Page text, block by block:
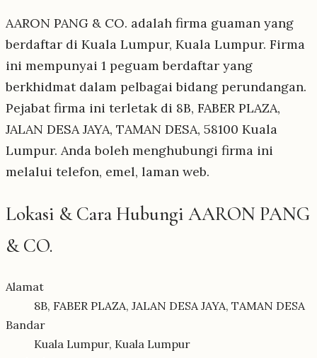
AARON PANG & CO. adalah firma guaman yang
berdaftar di Kuala Lumpur, Kuala Lumpur. Firma
ini mempunyai 1 peguam berdaftar yang
berkhidmat dalam pelbagai bidang perundangan.
Pejabat firma ini terletak di 8B, FABER PLAZA,
JALAN DESA JAYA, TAMAN DESA, 58100 Kuala
Lumpur. Anda boleh menghubungi firma ini
melalui telefon, emel, laman web.
Lokasi & Cara Hubungi AARON PANG
& CO.
Alamat
8B, FABER PLAZA, JALAN DESA JAYA, TAMAN DESA
Bandar
Kuala Lumpur, Kuala Lumpur